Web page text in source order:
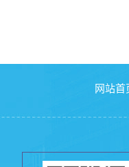
网站首